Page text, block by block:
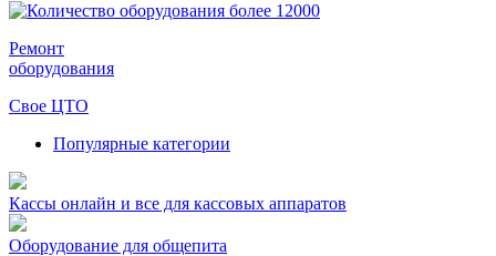
Ремонт
оборудования
Свое ЦТО
Популярные категории
Кассы онлайн и все для кассовых аппаратов
Оборудование для общепита